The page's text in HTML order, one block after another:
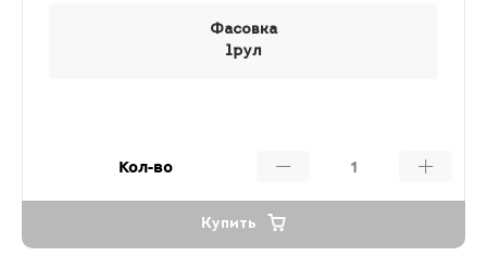
Фасовка
1рул
Кол-во
Купить